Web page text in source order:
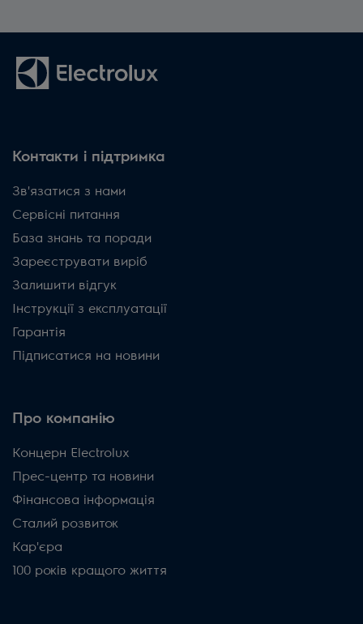
Контакти і підтримка
Зв'язатися з нами
Сервісні питання
База знань та поради
Зареєструвати виріб
Залишити відгук
Інструкції з експлуатації
Гарантія
Підписатися на новини
Про компанію
Концерн Electrolux
Прес-центр та новини
Фінансова інформація
Сталий розвиток
Кар'єра
100 років кращого життя